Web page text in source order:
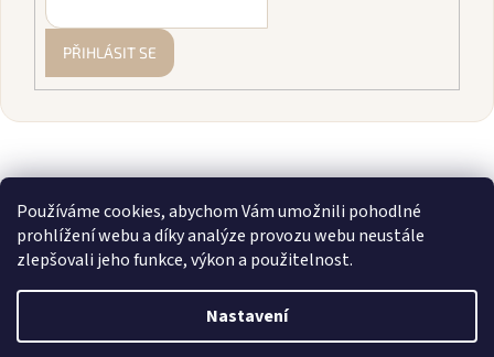
Používáme cookies, abychom Vám umožnili pohodlné
prohlížení webu a díky analýze provozu webu neustále
zlepšovali jeho funkce, výkon a použitelnost.
Nastavení
PŘIHLÁSIT SE
Vytvořil Shoptet